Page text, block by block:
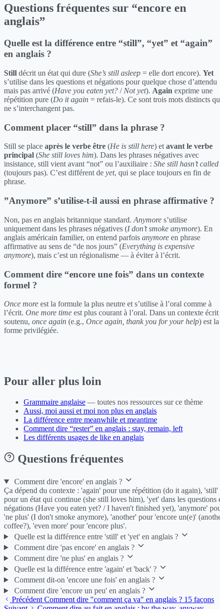
Questions fréquentes sur “encore en
anglais”
Quelle est la différence entre “still”, “yet” et “again”
en anglais ?
Still décrit un état qui dure (She’s still asleep = elle dort encore). Yet
s’utilise dans les questions et négations pour quelque chose d’attendu
mais pas arrivé (Have you eaten yet? / Not yet). Again exprime une
répétition pure (Do it again = refais-le). Ce sont trois mots distincts
ne s’interchangent pas.
Comment placer “still” dans la phrase ?
Still se place après le verbe être (He is still here) etavant le verbe
principal (She still loves him). Dans les phrases négatives avec
insistance, still vient avant “not” ou l’auxiliaire : She still hasn’t called
(toujours pas). C’est différent de yet, qui se place toujours en fin de
phrase.
”Anymore” s’utilise-t-il aussi en phrase affirmative ?
Non, pas en anglais britannique standard. Anymore s’utilise
uniquement dans les phrases négatives (I don’t smoke anymore). En
anglais américain familier, on entend parfois anymore en phrase
affirmative au sens de “de nos jours” (Everything is expensive
anymore), mais c’est un régionalisme — à éviter à l’écrit.
Comment dire “encore une fois” dans un contexte
formel ?
Once more est la formule la plus neutre et s’utilise à l’oral comme à
l’écrit. One more time est plus courant à l’oral. Dans un contexte écrit
soutenu, once again (e.g., Once again, thank you for your help) est la
forme privilégiée.
Pour aller plus loin
Grammaire anglaise — toutes nos ressources sur ce thème
Aussi, moi aussi et moi non plus en anglais
La différence entre meanwhile et meantime
Comment dire “rester” en anglais : stay, remain, left
Les différents usages de like en anglais
Questions fréquentes
Comment dire 'encore' en anglais ?
Ça dépend du contexte : 'again' pour une répétition (do it again), 'still'
pour un état qui continue (she still loves him), 'yet' dans les questions
négations (Have you eaten yet? / I haven't finished yet), 'anymore'
'ne plus' (I don't smoke anymore), 'another' pour 'encore un(e)'
coffee?), 'even more' pour 'encore plus'.
Quelle est la différence entre 'still' et 'yet' en anglais ?
Comment dire 'pas encore' en anglais ?
Comment dire 'ne plus' en anglais ?
Quelle est la différence entre 'again' et 'back' ?
Comment dit-on 'encore une fois' en anglais ?
Comment dire 'encore un peu' en anglais ?
Précédent Comment dire "comment ça va" en anglais ? 15 façons